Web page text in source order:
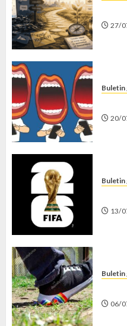
27/
Buletin
20/
Buletin
13/
Buletin
06/